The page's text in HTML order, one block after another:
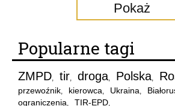
Pokaż
Popularne tagi
ZMPD, tir, droga, Polska,
przewoźnik, kierowca, Ukraina,
ograniczenia, TIR-EPD,